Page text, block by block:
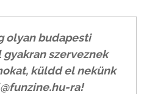
olyan budapesti
szerveznek
küldd el nekünk
ra!